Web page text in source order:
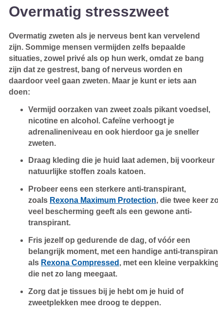
Overmatig stresszweet
Overmatig zweten als je nerveus bent kan vervelend
zijn. Sommige mensen vermijden zelfs bepaalde
situaties, zowel privé als op hun werk, omdat ze bang
zijn dat ze gestrest, bang of nerveus worden en
daardoor veel gaan zweten. Maar je kunt er iets aan
doen:
Vermijd oorzaken van zweet zoals pikant voedsel,
nicotine en alcohol. Cafeïne verhoogt je
adrenalineniveau en ook hierdoor ga je sneller
zweten.
Draag kleding die je huid laat ademen, bij voorkeur
natuurlijke stoffen zoals katoen.
Probeer eens een sterkere anti-transpirant,
zoals Rexona Maximum Protection, die twee keer
veel bescherming geeft als een gewone anti-
transpirant.
Fris jezelf op gedurende de dag, of vóór een
belangrijk moment, met een handige anti-
als Rexona Compressed , met een kleine
die net zo lang meegaat.
Zorg dat je tissues bij je hebt om je huid of
zweetplekken mee droog te deppen.